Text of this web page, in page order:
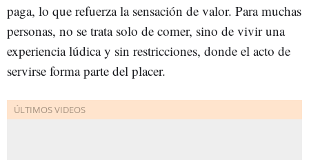
paga, lo que refuerza la sensación de valor. Para muchas
personas, no se trata solo de comer, sino de vivir una
experiencia lúdica y sin restricciones, donde el acto de
servirse forma parte del placer.